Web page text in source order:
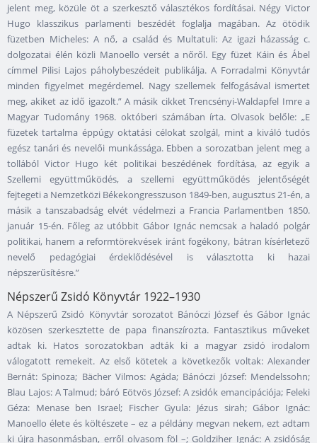
jelent meg, közüle öt a szerkesztő választékos fordításai. Négy Victor
Hugo klasszikus parlamenti beszédét foglalja magában. Az ötödik
füzetben Micheles: A nő, a család és Multatuli: Az igazi házasság c.
dolgozatai élén közli Manoello versét a nőről. Egy füzet Káin és Ábel
címmel Pilisi Lajos páholybeszédeit publikálja. A Forradalmi Könyvtár
minden figyelmet megérdemel. Nagy szellemek felfogásával ismertet
meg, akiket az idő igazolt.” A másik cikket Trencsényi-Waldapfel Imre a
Magyar Tudomány 1968. októberi számában írta. Olvasok belőle: „E
füzetek tartalma éppúgy oktatási célokat szolgál, mint a kiváló tudós
egész tanári és nevelői munkássága. Ebben a sorozatban jelent meg a
tollából Victor Hugo két politikai beszédének fordítása, az egyik a
Szellemi együttműködés, a szellemi együttműködés jelentőségét
fejtegeti a Nemzetközi Békekongresszuson 1849-ben, augusztus 21-én, a
másik a tanszabadság elvét védelmezi a Francia Parlamentben 1850.
január 15-én. Főleg az utóbbit Gábor Ignác nemcsak a haladó polgár
politikai, hanem a reformtörekvések iránt fogékony, bátran kísérletező
nevelő pedagógiai érdeklődésével is választotta ki hazai
népszerűsítésre.”
Népszerű Zsidó Könyvtár 1922–1930
A Népszerű Zsidó Könyvtár sorozatot Bánóczi József és Gábor Ignác
közösen szerkesztette de papa finanszírozta. Fantasztikus műveket
adtak ki. Hatos sorozatokban adták ki a magyar zsidó irodalom
válogatott remekeit. Az első kötetek a következők voltak: Alexander
Bernát: Spinoza; Bächer Vilmos: Agáda; Bánóczi József: Mendelssohn;
Blau Lajos: A Talmud; báró Eötvös József: A zsidók emancipációja; Feleki
Géza: Menase ben Israel; Fischer Gyula: Jézus sirah; Gábor Ignác:
Manoello élete és költészete – ez a példány megvan nekem, ezt adtam
ki újra hasonmásban, erről olvasom föl –; Goldziher Ignác: A zsidóság